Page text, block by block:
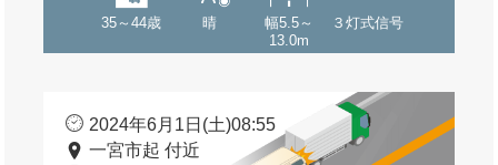
35～44歳 晴
幅5.5～
13.0m
３灯式信号
2024年6月1日(土)08:55
一宮市起 付近